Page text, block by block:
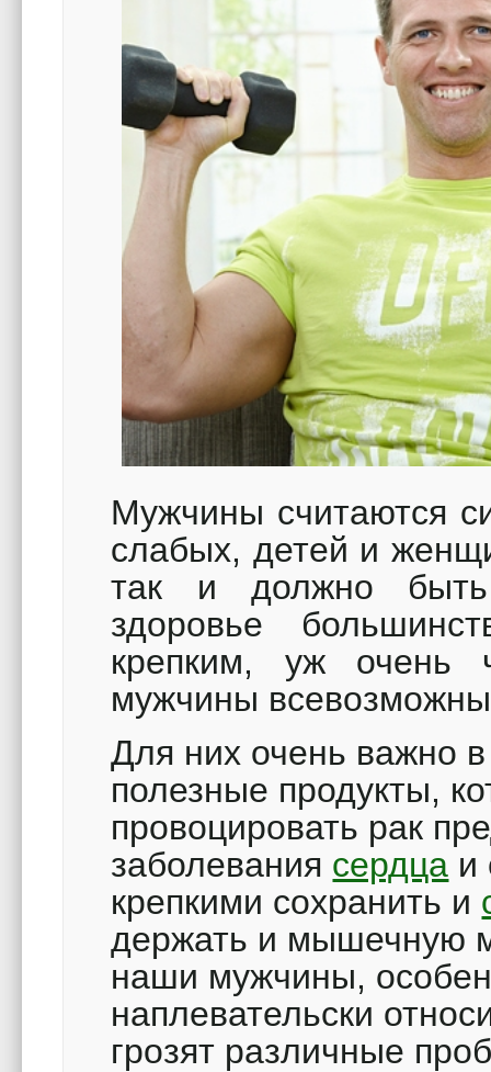
Мужчины считаются
слабых, детей и
так и должно
здоровье
крепким, уж очень
мужчины
Для них очень важно
полезные продукты,
провоцировать рак
заболевания сердца и
крепкими сохранить и
держать и мышечную
наши мужчины,
наплевательски
грозят различные